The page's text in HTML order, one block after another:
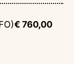
€ 760,00